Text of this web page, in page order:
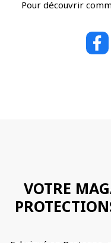
Pour découvrir
VOTRE